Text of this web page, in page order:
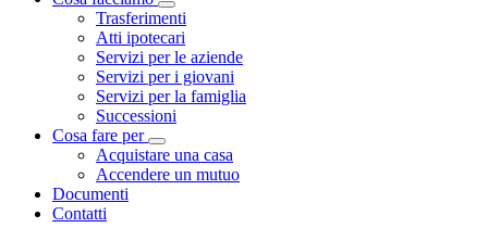
Toggle Dropdown
Trasferimenti
Atti ipotecari
Servizi per le aziende
Servizi per i giovani
Servizi per la famiglia
Successioni
Cosa fare per
Toggle Dropdown
Acquistare una casa
Accendere un mutuo
Documenti
Contatti